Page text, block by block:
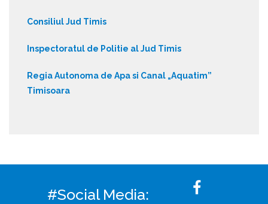
Consiliul Jud Timis
Inspectoratul de Politie al Jud Timis
Regia Autonoma de Apa si Canal „Aquatim”
Timisoara
#Social Media: